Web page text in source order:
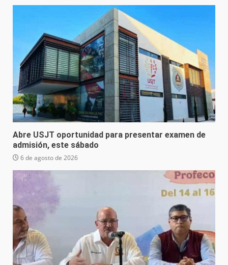
Abre USJT oportunidad para presentar examen de
admisión, este sábado
6 de agosto de 2026